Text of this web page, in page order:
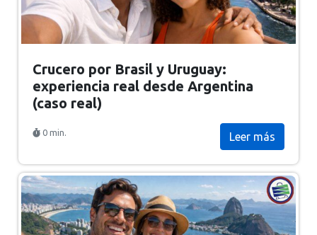
Crucero por Brasil y Uruguay:
experiencia real desde Argentina
(caso real)
0 min. Leer más